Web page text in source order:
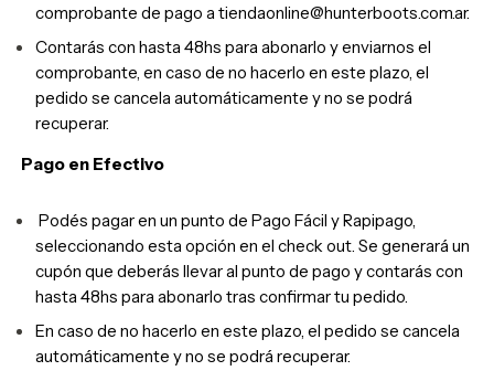
comprobante de pago a tiendaonline@hunterboots.com.ar.
Contarás con hasta 48hs para abonarlo y enviarnos el
comprobante, en caso de no hacerlo en este plazo, el
pedido se cancela automáticamente y no se podrá
recuperar.
Pago en Efectivo
Podés pagar en un punto de Pago Fácil y Rapipago,
seleccionando esta opción en el check out. Se generará un
cupón que deberás llevar al punto de pago y contarás con
hasta 48hs para abonarlo tras confirmar tu pedido.
En caso de no hacerlo en este plazo, el pedido se cancela
automáticamente y no se podrá recuperar.